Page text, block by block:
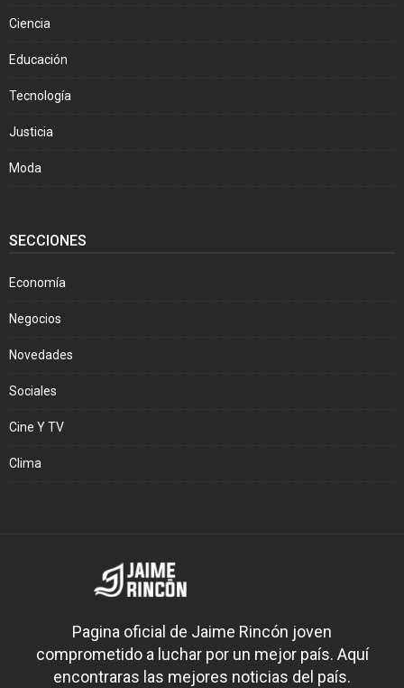
Ciencia
Educación
Tecnología
Justicia
Moda
SECCIONES
Economía
Negocios
Novedades
Sociales
Cine Y TV
Clima
Pagina oficial de Jaime Rincón joven
comprometido a luchar por un mejor país. Aquí
encontraras las mejores noticias del país.